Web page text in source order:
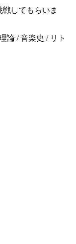
してもらいま
論 / 音楽史 / リト